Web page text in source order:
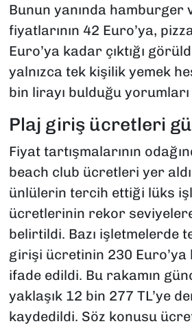
Bunun yanında hamburger
fiyatlarının 42 Euro’ya,
Euro’ya kadar çıktığı
yalnızca tek kişilik yemek
bin lirayı bulduğu yorumları
Plaj giriş ücretleri
Fiyat tartışmalarının
beach club ücretleri yer
ünlülerin tercih ettiği lüks
ücretlerinin rekor seviyelere
belirtildi. Bazı işletmelerde
girişi ücretinin 230 Euro’ya
ifade edildi. Bu rakamın
yaklaşık 12 bin 277 TL’ye
kaydedildi. Söz konusu